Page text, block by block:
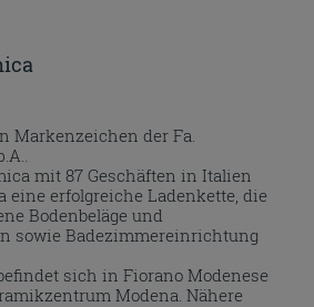
Markenzeichen der Fa.
mit 87 Geschäften in Italien
eine erfolgreiche Ladenkette, die
Bodenbeläge und
sowie Badezimmereinrichtung
sich in Fiorano Modenese
Modena. Nähere